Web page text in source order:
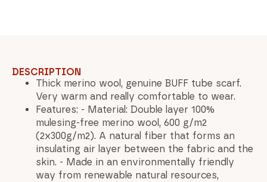
DESCRIPTION
Thick merino wool, genuine BUFF tube scarf.
Very warm and really comfortable to wear.
Features: - Material: Double layer 100%
mulesing-free merino wool, 600 g/m2
(2x300g/m2). A natural fiber that forms an
insulating air layer between the fabric and the
skin. - Made in an environmentally friendly
way from renewable natural resources,